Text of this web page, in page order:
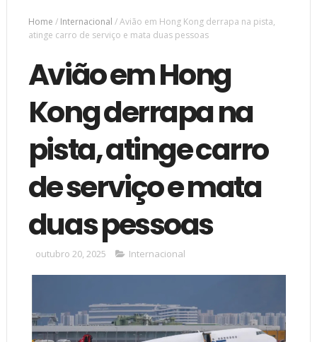
Home / Internacional /Avião em Hong Kong derrapa na pista,
atinge carro de serviço e mata duas pessoas
Avião em Hong
Kong derrapa na
pista, atinge carro
de serviço e mata
duas pessoas
outubro 20, 2025 Internacional